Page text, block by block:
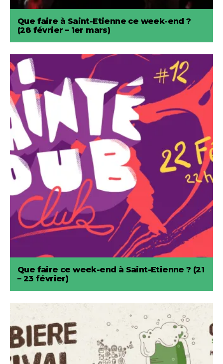
Que faire à Saint-Etienne ce week-end ?
(28 février – 1er mars)
Que faire ce week-end à Saint-Etienne ? (21
– 23 février)